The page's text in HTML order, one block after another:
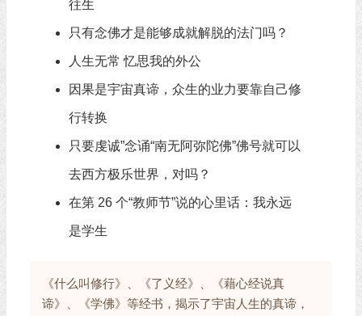
往生
只有念佛才是能够成就解脱的法门吗？
人生无常 忆思我的外公
因果是宇宙真谛，众生的业力要靠自己修
行转换
只要虔诚”念诵“南无阿弥陀佛”佛号就可以
去西方极乐世界，对吗？
在第 26 个“教师节”说的心里话：我永远
是学生
《什么叫修行》、《了义经》、《藉心经说真
谛》、《学佛》等经书，揭示了宇宙人生的真谛，